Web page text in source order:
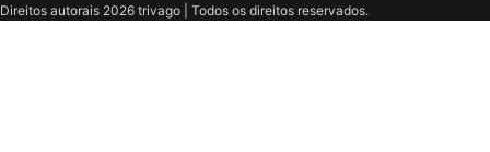
Direitos autorais 2026 trivago | Todos os direitos reservados.